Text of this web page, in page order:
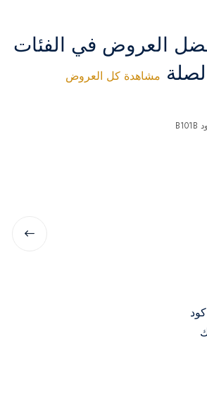
العروض في الفئات
مشاهدة كل العروض